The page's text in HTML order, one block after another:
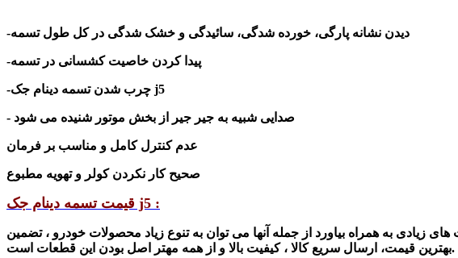
-دیدن نشانه پارگی، خورده شدگی، سائیدگی و خشک شدگی در کل طول تسمه
-پیدا کردن خاصیت کشسانی در تسمه
-چرب شدن تسمه دینام جک j5
- صدایی شبیه به جیر جیر از بخش موتور شنیده می شود
عدم کنترل کامل و مناسب بر فرمان
صحیح کار نکردن کولر و تهویه مطبوع
قیمت تسمه دینام جک j5 :
زیادی به همراه بیاورد از جمله آنها می توان به تنوع زیاد محصولات خودرو ، تضمین
بهترین قیمت، ارسال سریع کالا ، کیفیت بالا و از همه مهتر اصل بودن این قطعات است.